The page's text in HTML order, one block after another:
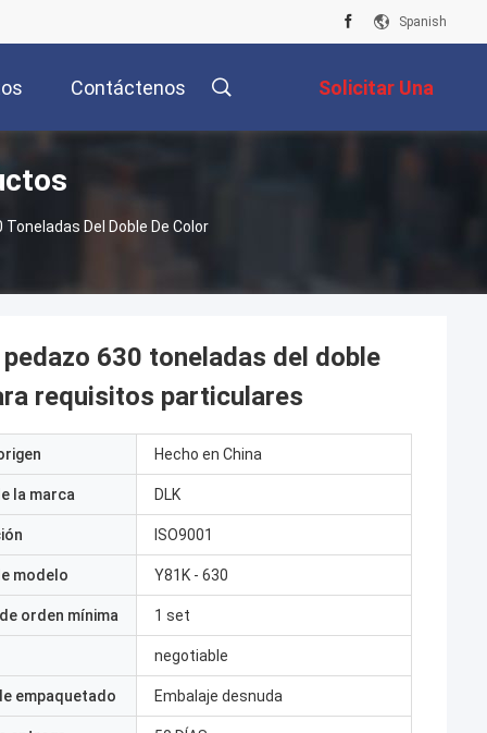
Spanish
Contáctenos Solicitar Una
Cotización
Del Doble De Color
630 toneladas del doble
requisitos particulares
Hecho en China
la marca DLK
ISO9001
modelo Y81K - 630
orden mínima 1 set
negotiable
empaquetado Embalaje desnuda